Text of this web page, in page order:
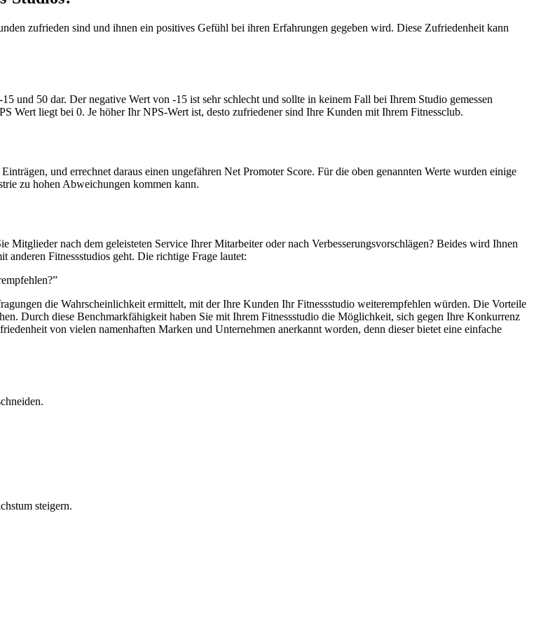
zufrieden sind und ihnen ein positives Gefühl bei ihren Erfahrungen gegeben wird. Diese Zufriedenheit kann
und 50 dar. Der negative Wert von -15 ist sehr schlecht und sollte in keinem Fall bei Ihrem Studio gemessen
Wert liegt bei 0. Je höher Ihr NPS-Wert ist, desto zufriedener sind Ihre Kunden mit Ihrem Fitnessclub.
und errechnet daraus einen ungefähren Net Promoter Score. Für die oben genannten Werte wurden einige
zu hohen Abweichungen kommen kann.
nach dem geleisteten Service Ihrer Mitarbeiter oder nach Verbesserungsvorschlägen? Beides wird Ihnen
Fitnessstudios geht. Die richtige Frage lautet:
die Wahrscheinlichkeit ermittelt, mit der Ihre Kunden Ihr Fitnessstudio weiterempfehlen würden. Die Vorteile
Durch diese Benchmarkfähigkeit haben Sie mit Ihrem Fitnessstudio die Möglichkeit, sich gegen Ihre Konkurrenz
von vielen namenhaften Marken und Unternehmen anerkannt worden, denn dieser bietet eine einfache
steigern.